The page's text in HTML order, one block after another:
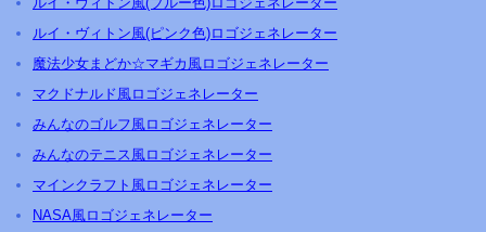
ルイ・ヴィトン風(ピンク色)ロゴジェネレーター
魔法少女まどか☆マギカ風ロゴジェネレーター
マクドナルド風ロゴジェネレーター
みんなのゴルフ風ロゴジェネレーター
みんなのテニス風ロゴジェネレーター
マインクラフト風ロゴジェネレーター
NASA風ロゴジェネレーター